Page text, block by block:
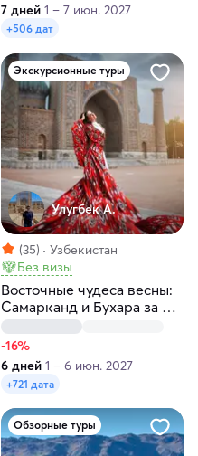
7 дней 1 – 7 июн. 2027
+506 дат
Экскурсионные туры
Улугбек А.
(35)
Узбекистан
Без визы
Восточные чудеса весны:
Самарканд и Бухара за 6
дней
-16%
6 дней 1 – 6 июн. 2027
+721 дата
Обзорные туры